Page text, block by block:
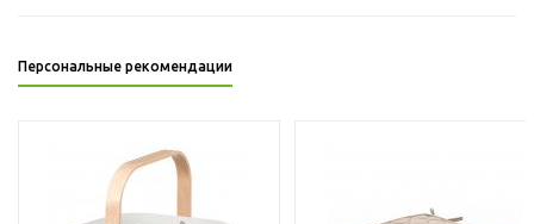
Персональные рекомендации